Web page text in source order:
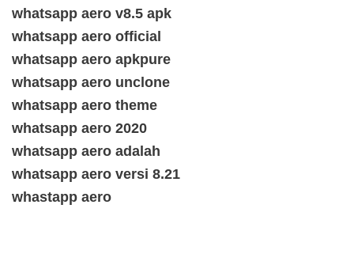
whatsapp aero v8.5 apk
whatsapp aero official
whatsapp aero apkpure
whatsapp aero unclone
whatsapp aero theme
whatsapp aero 2020
whatsapp aero adalah
whatsapp aero versi 8.21
whastapp aero